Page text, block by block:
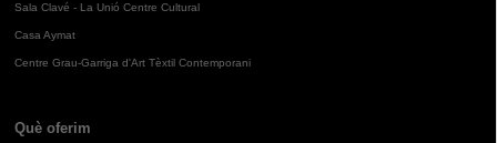
Sala Clavé - La Unió Centre Cultural
Casa Aymat
Centre Grau-Garriga d'Art Tèxtil Contemporani
Què oferim